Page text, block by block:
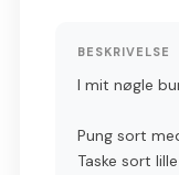
BESKRIVELSE
I mit nøgle
Pung sort
Taske sort